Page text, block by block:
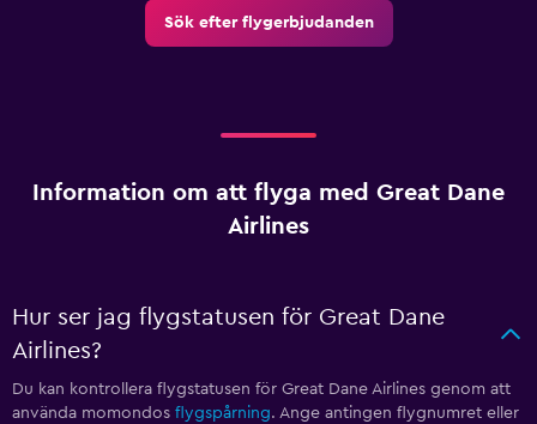
Sök efter flygerbjudanden
Information om att flyga med Great Dane
Airlines
Hur ser jag flygstatusen för Great Dane
Airlines?
Du kan kontrollera flygstatusen för Great Dane Airlines genom att
använda momondos flygspårning. Ange antingen flygnumret eller